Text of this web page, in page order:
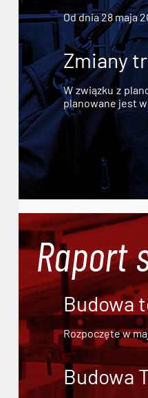
Od dnia 28 maja
Zmiany
W związku z
planowane jest
Raport
Budowa
Rozpoczęte w
Budowa